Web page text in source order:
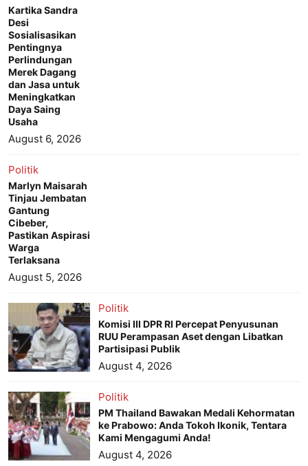
Kartika Sandra
Desi
Sosialisasikan
Pentingnya
Perlindungan
Merek Dagang
dan Jasa untuk
Meningkatkan
Daya Saing
Usaha
August 6, 2026
Politik
Marlyn Maisarah
Tinjau Jembatan
Gantung
Cibeber,
Pastikan Aspirasi
Warga
Terlaksana
August 5, 2026
Politik
Komisi III DPR RI Percepat Penyusunan
RUU Perampasan Aset dengan Libatkan
Partisipasi Publik
August 4, 2026
Politik
PM Thailand Bawakan Medali Kehormatan
ke Prabowo: Anda Tokoh Ikonik, Tentara
Kami Mengagumi Anda!
August 4, 2026